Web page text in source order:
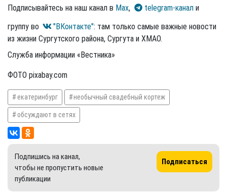
Подписывайтесь на наш канал в Max, telegram-канал и
группу во
"ВКонтакте": там только самые важные новости
из жизни Сургутского района, Сургута и ХМАО.
Служба информации «Вестника»
ФОТО pixabay.com
екатеринбург необычный свадебный кортеж
обсуждают в сетях
Подпишись на канал,
чтобы не пропустить новые
публикации
Подписаться